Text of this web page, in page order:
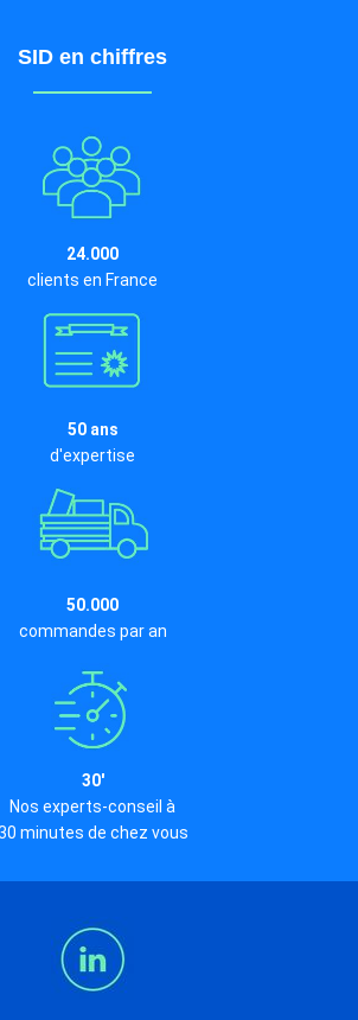
SID en chiffres
24.000
clients en France
50 ans
d'expertise
50.000
commandes par an
30'
Nos experts-conseil à
minutes de chez vous